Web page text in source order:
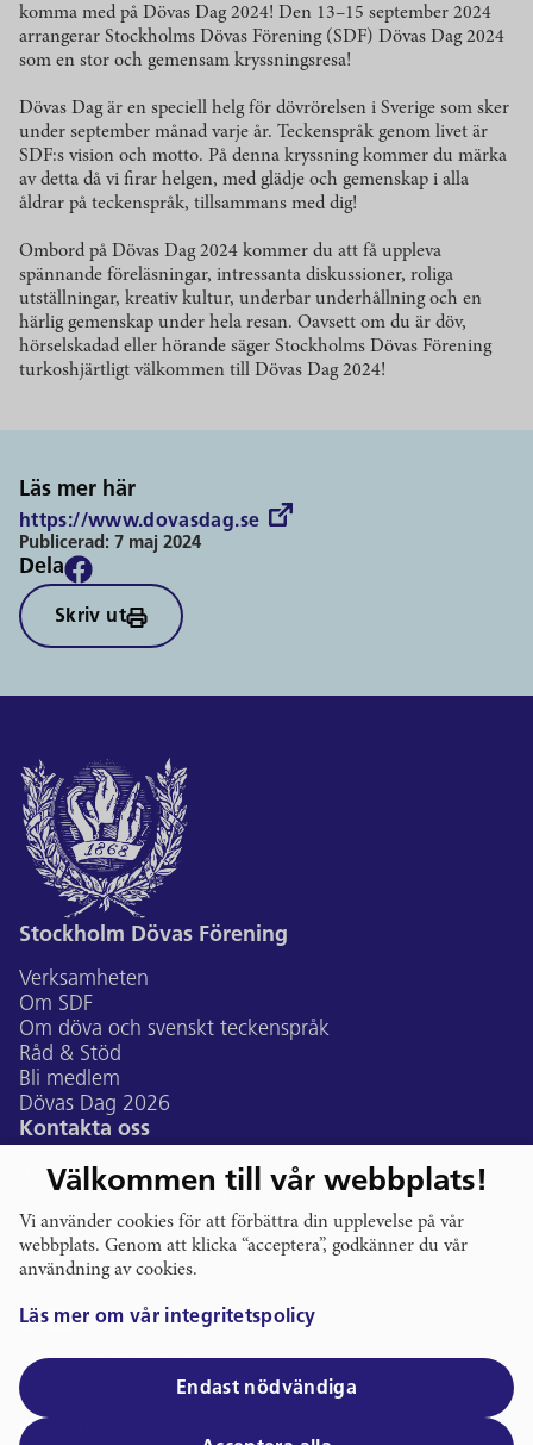
komma med på Dövas Dag 2024! Den 13–15 september 2024
arrangerar Stockholms Dövas Förening (SDF) Dövas Dag 2024
som en stor och gemensam kryssningsresa!
Dövas Dag är en speciell helg för dövrörelsen i Sverige som sker
under september månad varje år. Teckenspråk genom livet är
SDF:s vision och motto. På denna kryssning kommer du märka
av detta då vi firar helgen, med glädje och gemenskap i alla
åldrar på teckenspråk, tillsammans med dig!
Ombord på Dövas Dag 2024 kommer du att få uppleva
spännande föreläsningar, intressanta diskussioner, roliga
utställningar, kreativ kultur, underbar underhållning och en
härlig gemenskap under hela resan. Oavsett om du är döv,
hörselskadad eller hörande säger Stockholms Dövas Förening
turkoshjärtligt välkommen till Dövas Dag 2024!
Läs mer här
https://www.dovasdag.se
Publicerad: 7 maj 2024
Dela
Skriv ut
Stockholm Dövas Förening
Verksamheten
Om SDF
Om döva och svenskt teckenspråk
Råd & Stöd
Bli medlem
Dövas Dag 2026
Kontakta oss
Bildtelefon:sdf@ectalk.se
E-post:info@stockholmsdf.se
Gustavslundsvägen 168A, Alvik
Följ oss
Swish: 123 468 80 99
Bankgiro: 336 - 2571
Integritetspolicy
Välkommen till vår webbplats!
Vi använder cookies för att förbättra din upplevelse på vår
webbplats. Genom att klicka “acceptera”, godkänner du vår
användning av cookies.
Läs mer om vår integritetspolicy
Endast nödvändiga